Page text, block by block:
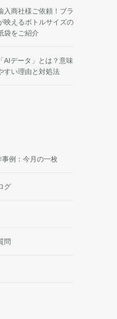
入商社様ご依頼！ブラ
映えるボトルサイズの
袋をご紹介
AIデータ」とは？意味
すい理由と対処法
事例：今月の一枚
グ
問